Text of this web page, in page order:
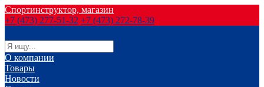
Спортинструктор, магазин
+7 (473) 277-51-32 +7 (473) 272-78-39
О компании
Товары
Новости